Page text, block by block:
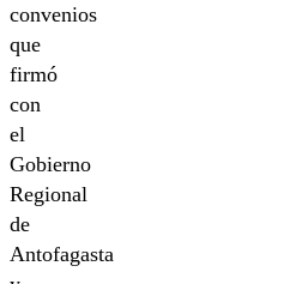
convenios
que
firmó
con
el
Gobierno
Regional
de
Antofagasta